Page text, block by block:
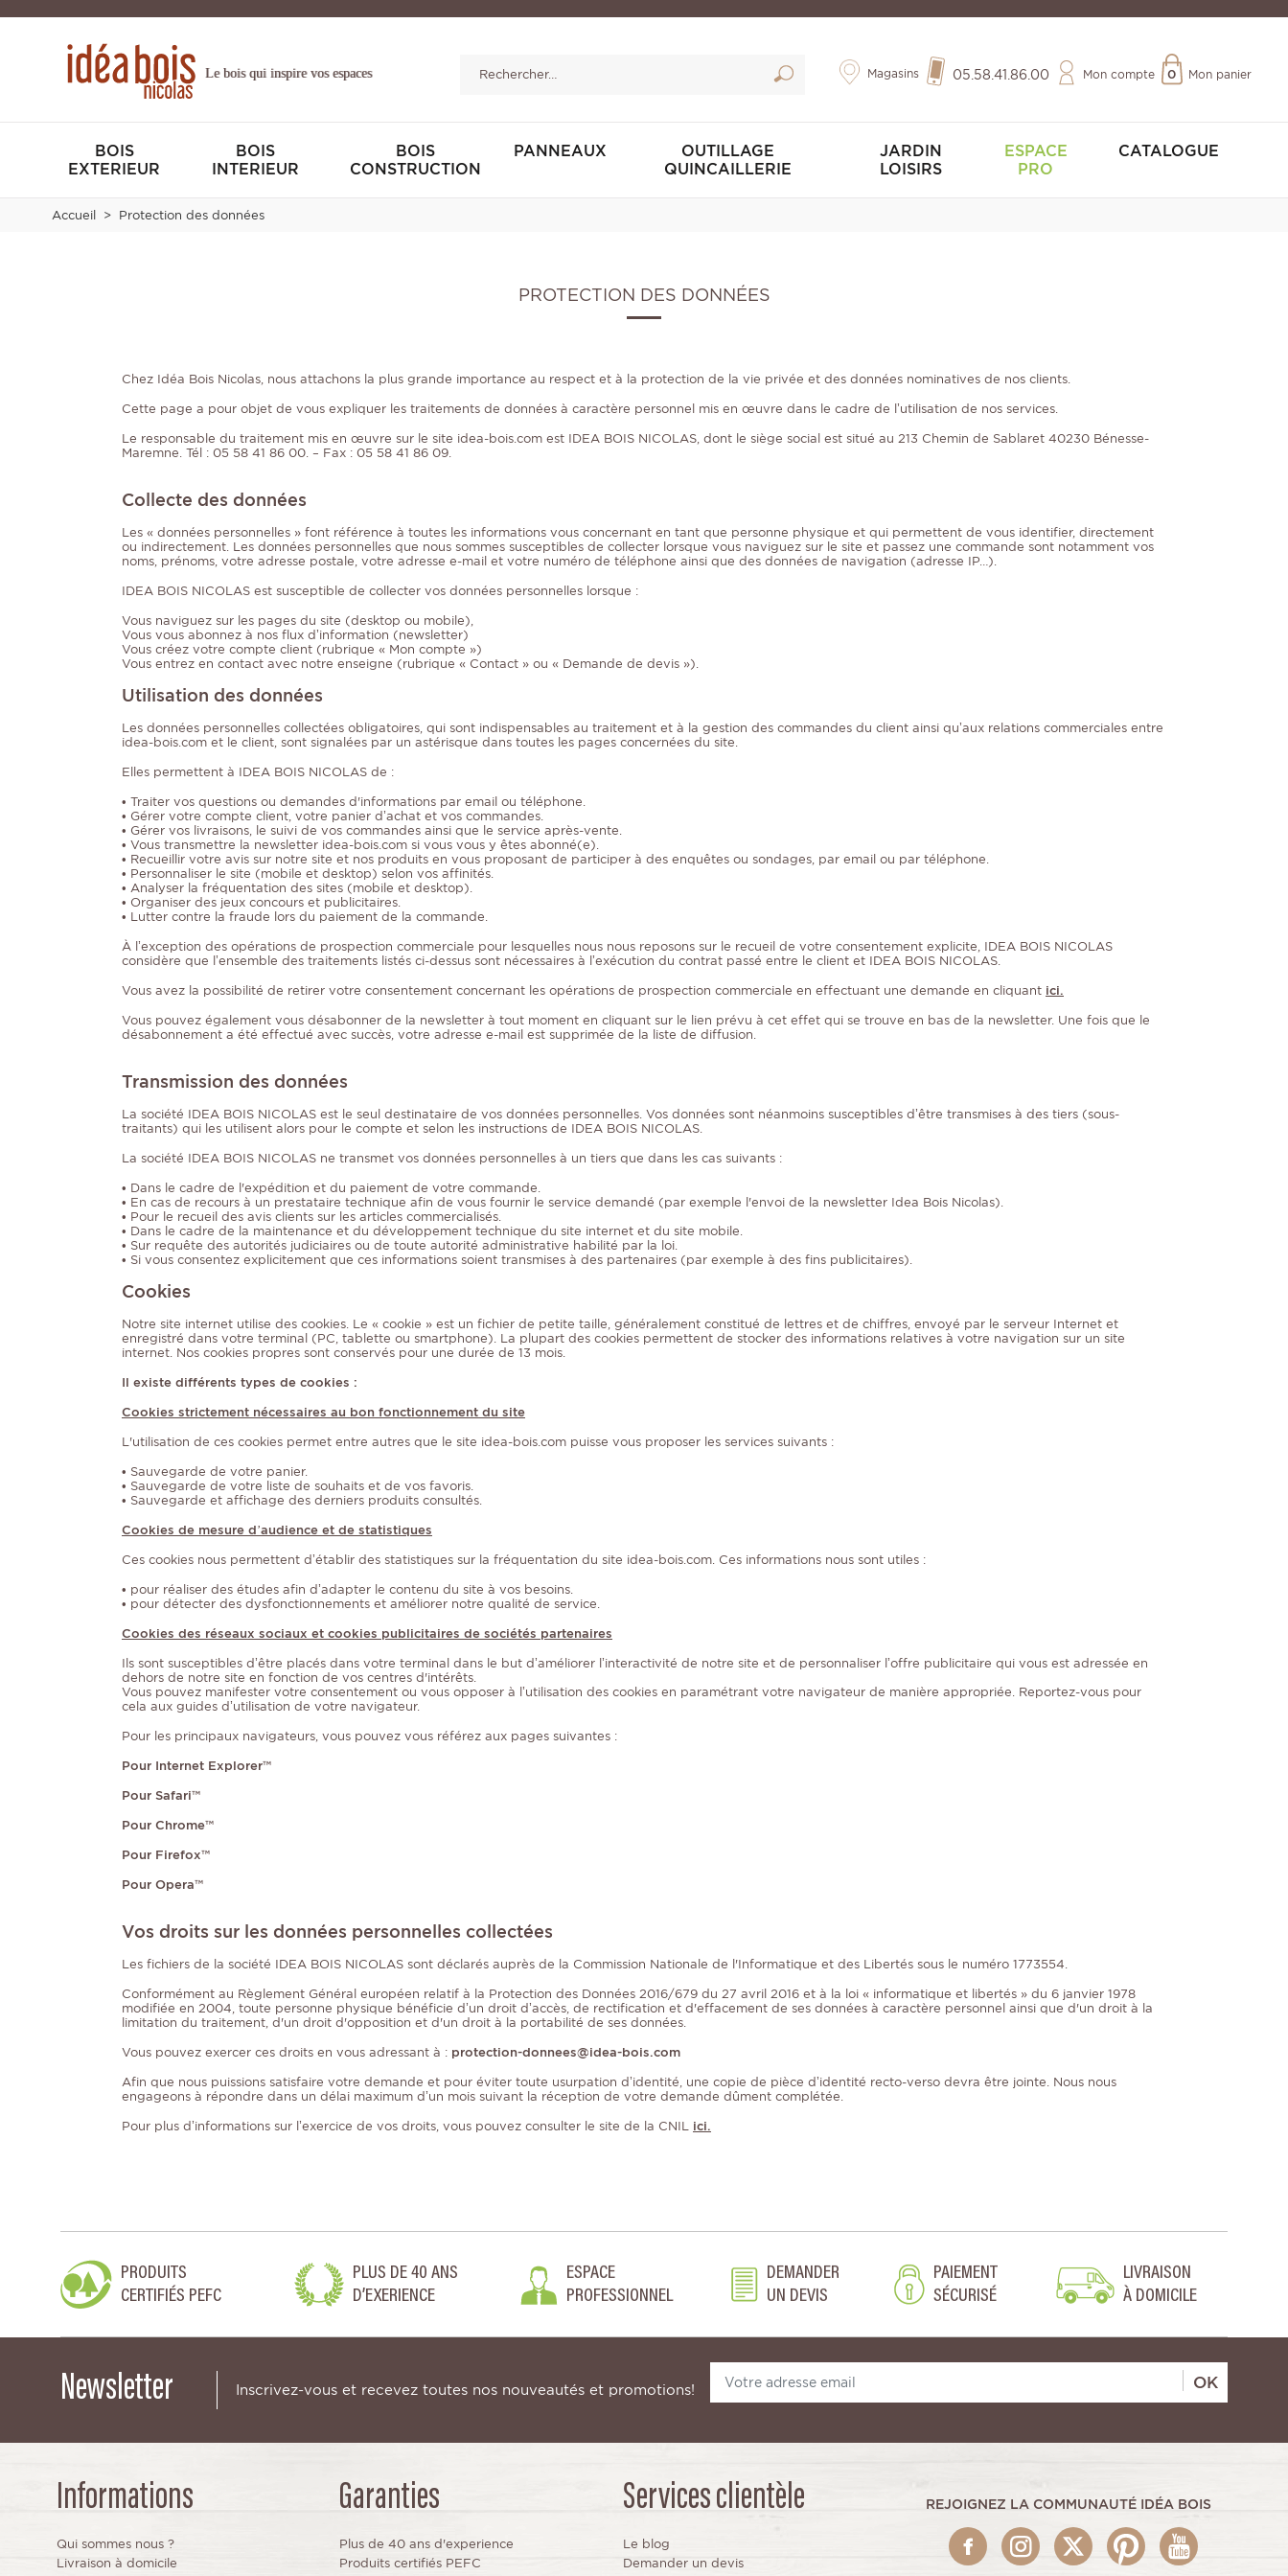
Le bois qui inspire vos espaces Magasins 05.58.41.86.00 Mon compte Mon panier
0
BOIS
EXTERIEUR
BOIS
INTERIEUR
BOIS
CONSTRUCTION
PANNEAUX
OUTILLAGE
QUINCAILLERIE
JARDIN
LOISIRS
ESPACE
PRO
CATALOGUE
Accueil Protection des données
PROTECTION DES DONNÉES
Chez Idéa Bois Nicolas, nous attachons la plus grande importance au respect et à la protection de la vie privée et des données nominatives de nos clients.
Cette page a pour objet de vous expliquer les traitements de données à caractère personnel mis en œuvre dans le cadre de l’utilisation de nos services.
Le responsable du traitement mis en œuvre sur le site idea-bois.com est IDEA BOIS NICOLAS, dont le siège social est situé au 213 Chemin de Sablaret 40230 Bénesse-
Maremne. Tél : 05 58 41 86 00. – Fax : 05 58 41 86 09.
Collecte des données
Les « données personnelles » font référence à toutes les informations vous concernant en tant que personne physique et qui permettent de vous identifier, directement
ou indirectement. Les données personnelles que nous sommes susceptibles de collecter lorsque vous naviguez sur le site et passez une commande sont notamment vos
noms, prénoms, votre adresse postale, votre adresse e-mail et votre numéro de téléphone ainsi que des données de navigation (adresse IP…).
IDEA BOIS NICOLAS est susceptible de collecter vos données personnelles lorsque :
Vous naviguez sur les pages du site (desktop ou mobile),
Vous vous abonnez à nos flux d’information (newsletter)
Vous créez votre compte client (rubrique « Mon compte »)
Vous entrez en contact avec notre enseigne (rubrique « Contact » ou « Demande de devis »).
Utilisation des données
Les données personnelles collectées obligatoires, qui sont indispensables au traitement et à la gestion des commandes du client ainsi qu’aux relations commerciales entre
idea-bois.com et le client, sont signalées par un astérisque dans toutes les pages concernées du site.
Elles permettent à IDEA BOIS NICOLAS de :
• Traiter vos questions ou demandes d'informations par email ou téléphone.
• Gérer votre compte client, votre panier d’achat et vos commandes.
• Gérer vos livraisons, le suivi de vos commandes ainsi que le service après-vente.
• Vous transmettre la newsletter idea-bois.com si vous vous y êtes abonné(e).
• Recueillir votre avis sur notre site et nos produits en vous proposant de participer à des enquêtes ou sondages, par email ou par téléphone.
• Personnaliser le site (mobile et desktop) selon vos affinités.
• Analyser la fréquentation des sites (mobile et desktop).
• Organiser des jeux concours et publicitaires.
• Lutter contre la fraude lors du paiement de la commande.
À l’exception des opérations de prospection commerciale pour lesquelles nous nous reposons sur le recueil de votre consentement explicite, IDEA BOIS NICOLAS
considère que l’ensemble des traitements listés ci-dessus sont nécessaires à l’exécution du contrat passé entre le client et IDEA BOIS NICOLAS.
Vous avez la possibilité de retirer votre consentement concernant les opérations de prospection commerciale en effectuant une demande en cliquant ici.
Vous pouvez également vous désabonner de la newsletter à tout moment en cliquant sur le lien prévu à cet effet qui se trouve en bas de la newsletter. Une fois que le
désabonnement a été effectué avec succès, votre adresse e-mail est supprimée de la liste de diffusion.
Transmission des données
La société IDEA BOIS NICOLAS est le seul destinataire de vos données personnelles. Vos données sont néanmoins susceptibles d’être transmises à des tiers (sous-
traitants) qui les utilisent alors pour le compte et selon les instructions de IDEA BOIS NICOLAS.
La société IDEA BOIS NICOLAS ne transmet vos données personnelles à un tiers que dans les cas suivants :
• Dans le cadre de l'expédition et du paiement de votre commande.
• En cas de recours à un prestataire technique afin de vous fournir le service demandé (par exemple l'envoi de la newsletter Idea Bois Nicolas).
• Pour le recueil des avis clients sur les articles commercialisés.
• Dans le cadre de la maintenance et du développement technique du site internet et du site mobile.
• Sur requête des autorités judiciaires ou de toute autorité administrative habilité par la loi.
• Si vous consentez explicitement que ces informations soient transmises à des partenaires (par exemple à des fins publicitaires).
Cookies
Notre site internet utilise des cookies. Le « cookie » est un fichier de petite taille, généralement constitué de lettres et de chiffres, envoyé par le serveur Internet et
enregistré dans votre terminal (PC, tablette ou smartphone). La plupart des cookies permettent de stocker des informations relatives à votre navigation sur un site
internet. Nos cookies propres sont conservés pour une durée de 13 mois.
Il existe différents types de cookies :
Cookies strictement nécessaires au bon fonctionnement du site
L'utilisation de ces cookies permet entre autres que le site idea-bois.com puisse vous proposer les services suivants :
• Sauvegarde de votre panier.
• Sauvegarde de votre liste de souhaits et de vos favoris.
• Sauvegarde et affichage des derniers produits consultés.
Cookies de mesure d’audience et de statistiques
Ces cookies nous permettent d’établir des statistiques sur la fréquentation du site idea-bois.com. Ces informations nous sont utiles :
• pour réaliser des études afin d’adapter le contenu du site à vos besoins.
• pour détecter des dysfonctionnements et améliorer notre qualité de service.
Cookies des réseaux sociaux et cookies publicitaires de sociétés partenaires
Ils sont susceptibles d’être placés dans votre terminal dans le but d’améliorer l’interactivité de notre site et de personnaliser l’offre publicitaire qui vous est adressée en
dehors de notre site en fonction de vos centres d'intérêts.
Vous pouvez manifester votre consentement ou vous opposer à l’utilisation des cookies en paramétrant votre navigateur de manière appropriée. Reportez-vous pour
cela aux guides d’utilisation de votre navigateur.
Pour les principaux navigateurs, vous pouvez vous référez aux pages suivantes :
Pour Internet Explorer™
Pour Safari™
Pour Chrome™
Pour Firefox™
Pour Opera™
Vos droits sur les données personnelles collectées
Les fichiers de la société IDEA BOIS NICOLAS sont déclarés auprès de la Commission Nationale de l'Informatique et des Libertés sous le numéro 1773554.
Conformément au Règlement Général européen relatif à la Protection des Données 2016/679 du 27 avril 2016 et à la loi « informatique et libertés » du 6 janvier 1978
modifiée en 2004, toute personne physique bénéficie d’un droit d’accès, de rectification et d'effacement de ses données à caractère personnel ainsi que d'un droit à la
limitation du traitement, d'un droit d'opposition et d'un droit à la portabilité de ses données.
Vous pouvez exercer ces droits en vous adressant à : protection-donnees@idea-bois.com
Afin que nous puissions satisfaire votre demande et pour éviter toute usurpation d’identité, une copie de pièce d’identité recto-verso devra être jointe. Nous nous
engageons à répondre dans un délai maximum d’un mois suivant la réception de votre demande dûment complétée.
Pour plus d’informations sur l’exercice de vos droits, vous pouvez consulter le site de la CNIL ici.
PRODUITS
CERTIFIÉS PEFC
PLUS DE 40 ANS
D’EXERIENCE
ESPACE
PROFESSIONNEL
DEMANDER
UN DEVIS
PAIEMENT
SÉCURISÉ
LIVRAISON
À DOMICILE
Newsletter Inscrivez-vous et recevez toutes nos nouveautés et promotions! OK
Informations
Qui sommes nous ?
Livraison à domicile
Garanties
Plus de 40 ans d'experience
Produits certifiés PEFC
Services clientèle
Le blog
Demander un devis
REJOIGNEZ LA COMMUNAUTÉ IDÉA BOIS